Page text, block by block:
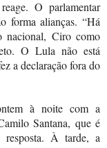
O parlamentar
forma alianças. “Há
nacional, Ciro como
O Lula não está
a declaração fora do
à noite com a
Santana, que é
À tarde, a